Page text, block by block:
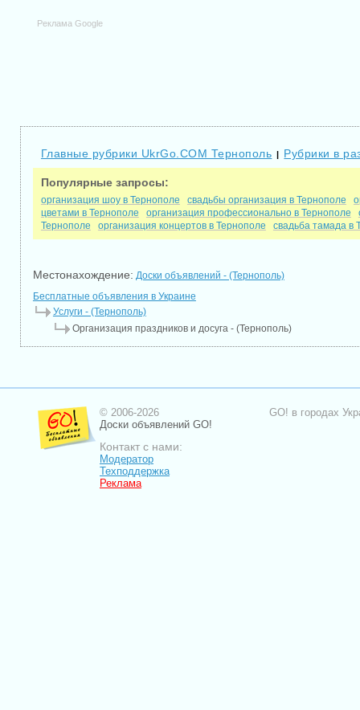
Реклама Google
Главные рубрики UkrGo.COM Тернополь | Рубрики в
Популярные запросы:
организация шоу в Тернополе свадьбы организация в Тернополе
цветами в Тернополе
организация профессионально в Тернополе
Тернополе
организация концертов в Тернополе свадьба тамада в
Местонахождение: Доски объявлений - (Тернополь)
Бесплатные объявления в Украине
Услуги - (Тернополь)
Организация праздников и досуга - (Тернополь)
© 2006-2026
Доски объявлений GO!
Контакт с нами:
Модератор
Техподдержка
Реклама
GO! в городах